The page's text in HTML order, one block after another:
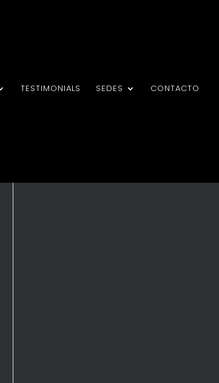
TESTIMONIALS SEDES CONTACTO